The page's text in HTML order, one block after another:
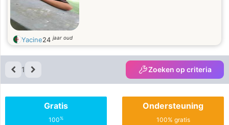
Yacine24jaar oud
1 Zoeken op criteria
Gratis
100%
Ondersteuning
100% gratis